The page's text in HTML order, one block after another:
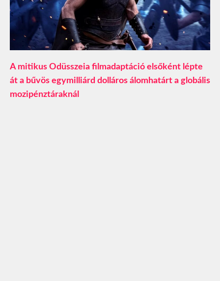
A mitikus Odüsszeia filmadaptáció elsőként lépte
át a bűvös egymilliárd dolláros álomhatárt a globális
mozipénztáraknál